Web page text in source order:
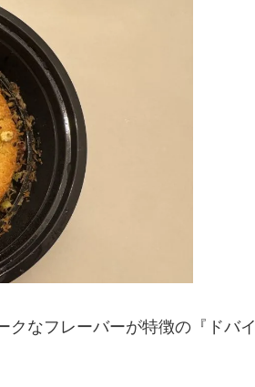
クなフレーバーが特徴の『ドバ